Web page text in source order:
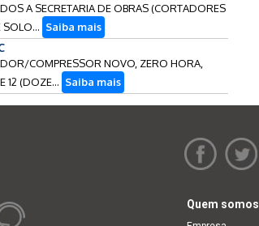
A SECRETARIA DE OBRAS (CORTADORES
SOLO... Saiba mais
COMPRESSOR NOVO, ZERO HORA,
12 (DOZE... Saiba mais
Quem somos